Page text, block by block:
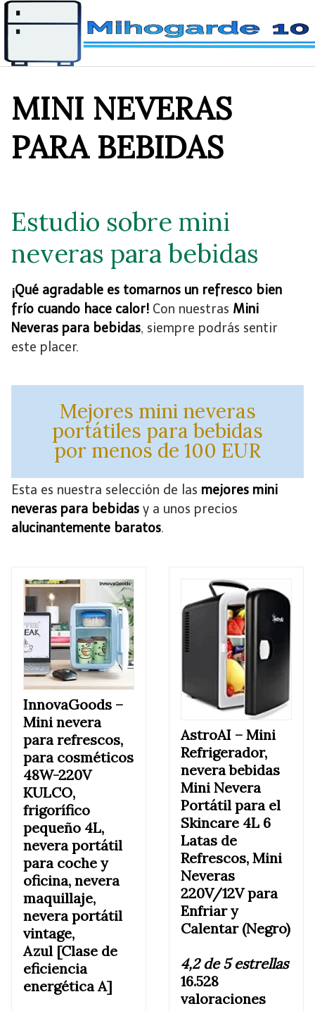
Saltar
al
contenido
MINI NEVERAS
PARA BEBIDAS
Estudio sobre mini
neveras para bebidas
¡Qué agradable es tomarnos un refresco bien
frío cuando hace calor! Con nuestras Mini
Neveras para bebidas, siempre podrás sentir
este placer.
Mejores mini neveras
portátiles para bebidas
por menos de 100 EUR
Esta es nuestra selección de las mejores mini
neveras para bebidas y a unos precios
alucinantemente baratos.
InnovaGoods –
Mini nevera
para refrescos,
para cosméticos
48W-220V
KULCO,
frigorífico
pequeño 4L,
nevera portátil
para coche y
oficina, nevera
maquillaje,
nevera portátil
vintage,
Azul [Clase de
eficiencia
energética A]
AstroAI – Mini
Refrigerador,
nevera bebidas
Mini Nevera
Portátil para el
Skincare 4L 6
Latas de
Refrescos, Mini
Neveras
220V/12V para
Enfriar y
Calentar (Negro)
4,2 de 5 estrellas
16.528
valoraciones